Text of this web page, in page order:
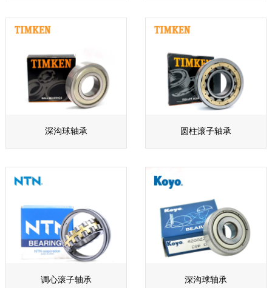
深沟球轴承 圆柱滚子轴承
调心滚子轴承 深沟球轴承